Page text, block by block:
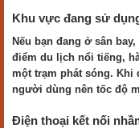
Khu vực đang sử
Nếu bạn đang ở sân
điểm du lịch nổi tiếng,
một trạm phát sóng. Khi
người dùng nên tốc độ
Điện thoại kết nối